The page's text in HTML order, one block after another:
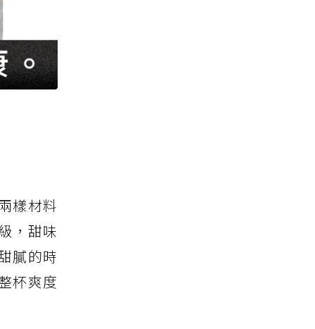
樣材料
，甜味
膩的時
杯爽度